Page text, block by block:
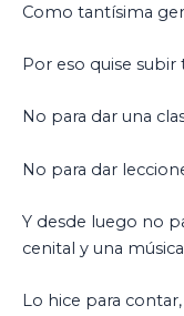
Como tantísima
Por eso quise subir
No para dar una
No para dar
Y desde luego no
cenital y una
Lo hice para